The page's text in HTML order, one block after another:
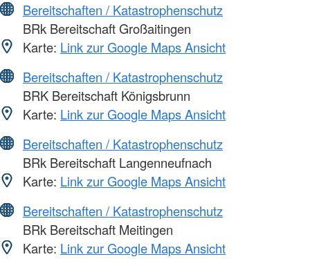
Bereitschaften / Katastrophenschutz
BRk Bereitschaft Großaitingen
Karte: Link zur Google Maps Ansicht
Bereitschaften / Katastrophenschutz
BRK Bereitschaft Königsbrunn
Karte: Link zur Google Maps Ansicht
Bereitschaften / Katastrophenschutz
BRk Bereitschaft Langenneufnach
Karte: Link zur Google Maps Ansicht
Bereitschaften / Katastrophenschutz
BRk Bereitschaft Meitingen
Karte: Link zur Google Maps Ansicht